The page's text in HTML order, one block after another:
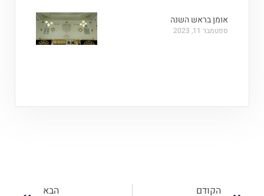
אומן בראש השנה
ספטמבר 11, 2023
הקודם הבא